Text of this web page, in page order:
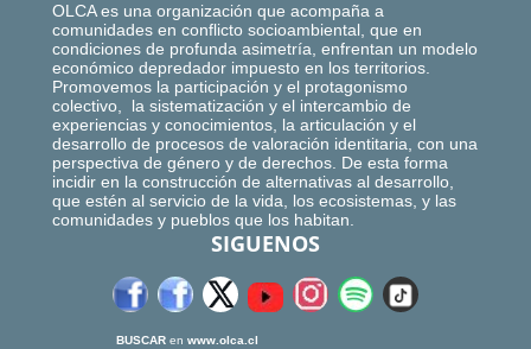
OLCA es una organización que acompaña a
comunidades en conflicto socioambiental, que en
condiciones de profunda asimetría, enfrentan un modelo
económico depredador impuesto en los territorios.
Promovemos la participación y el protagonismo
colectivo, la sistematización y el intercambio de
experiencias y conocimientos, la articulación y el
desarrollo de procesos de valoración identitaria, con una
perspectiva de género y de derechos. De esta forma
incidir en la construcción de alternativas al desarrollo,
que estén al servicio de la vida, los ecosistemas, y las
comunidades y pueblos que los habitan.
SIGUENOS
BUSCAR en www.olca.cl